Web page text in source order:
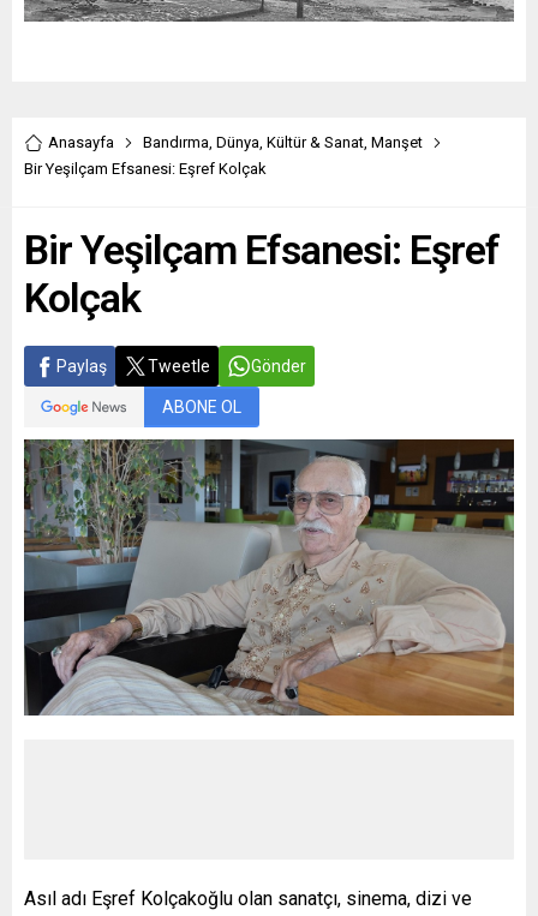
Anasayfa Bandırma, Dünya, Kültür & Sanat, Manşet
Bir Yeşilçam Efsanesi: Eşref Kolçak
Bir Yeşilçam Efsanesi: Eşref
Kolçak
Paylaş Tweetle Gönder
ABONE OL
Asıl adı Eşref Kolçakoğlu olan sanatçı, sinema, dizi ve